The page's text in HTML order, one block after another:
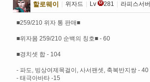
할로웨이 위자드 Lv 281 라피스서버
■259/210 위자 통 판매■
■위자몸 259/210 순백의 칭호■ - 60
■경치셋 합 - 104
- 파도, 빙상여제목걸이, 사서팬셋, 축복반지쌍 - 40
- 태극아바타 -15